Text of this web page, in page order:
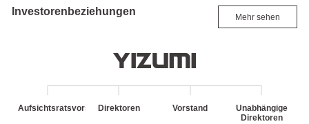
Investorenbeziehungen Mehr sehen
Aufsichtsratsvorsitzender
Direktoren Vorstand
Unabhängige
Direktoren